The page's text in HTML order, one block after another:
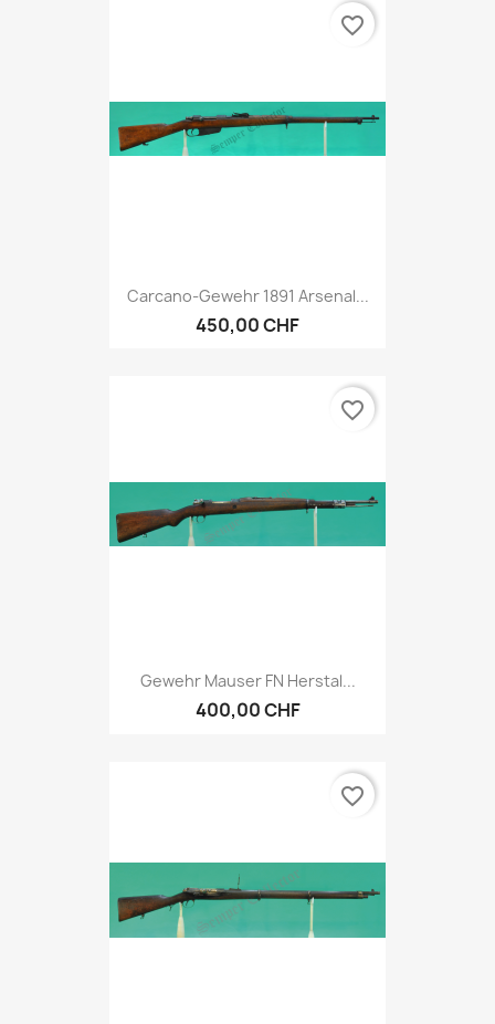
Carcano-Gewehr 1891 Arsenal...
450,00 CHF
favorite_border
Gewehr Mauser FN Herstal...
400,00 CHF
favorite_border
favorite_border